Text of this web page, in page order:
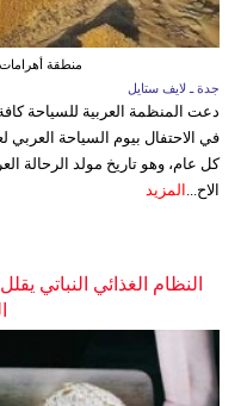
منطقة
جدة ـ لايف ستايل
دعت المنظمة العربية للسياحة
كل عام، وهو تاريخ مولد الرحالة
الاح... المزيد
النظام الغذائي النباتي